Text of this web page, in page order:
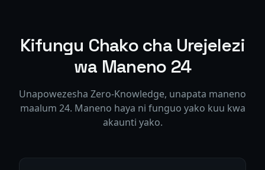
Kifungu Chako cha Urejelezi
wa Maneno 24
Unapowezesha Zero-Knowledge, unapata maneno
maalum 24. Maneno haya ni funguo yako kuu kwa
akaunti yako.